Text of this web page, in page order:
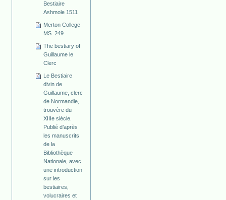
Bestiaire
Ashmole 1511
Merton College
MS. 249
The bestiary of
Guillaume le
Clerc
Le Bestiaire
divin de
Guillaume, clerc
de Normandie,
trouvère du
XIIIe siècle.
Publié d’après
les manuscrits
de la
Bibliothèque
Nationale, avec
une introduction
sur les
bestiaires,
volucraires et